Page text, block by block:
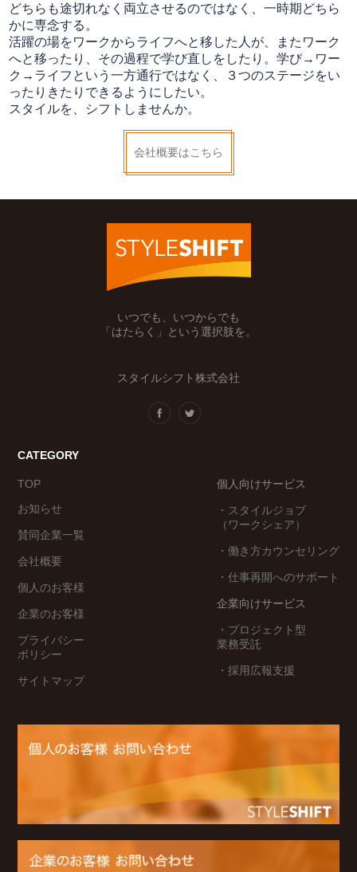
どちらも途切れなく両立させるのではなく、一時期どちら
かに専念する。
活躍の場をワークからライフへと移した人が、またワーク
へと移ったり、その過程で学び直しをしたり。学び→ワー
ク→ライフという一方通行ではなく、３つのステージをい
ったりきたりできるようにしたい。
スタイルを、シフトしませんか。
会社概要はこちら
いつでも、いつからでも
「はたらく」という選択肢を。
スタイルシフト株式会社
CATEGORY
TOP
お知らせ
賛同企業一覧
会社概要
個人のお客様
企業のお客様
プライバシー
ポリシー
サイトマップ
個人向けサービス
・スタイルジョブ
（ワークシェア）
・働き方カウンセリング
・仕事再開へのサポート
企業向けサービス
・プロジェクト型
業務受託
・採用広報支援